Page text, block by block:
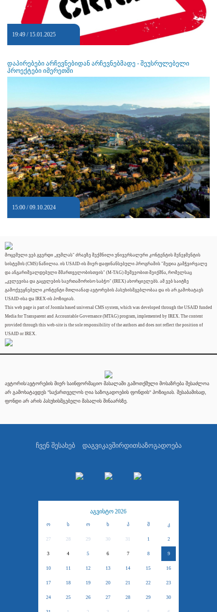
19:49 / 15.01.2025
დაპირებები არჩევნებიდან არჩევნებმადე - შეუსრულებელი
პროექტები იმერეთში
15:00 / 09.10.2024
მოცემული ვებ გვერდი „ჯუმლას" ძრავზე შექმნილი უნივერსალური კონტენტის მენეჯმენტის
სისტემის (CMS) ნაწილია. ის USAID-ის მიერ დაფინანსებული პროგრამის "მედია გამჭვირვალე
და ანგარიშვალდებული მმართველობისთვის" (M-TAG) მეშვეობით შეიქმნა, რომელსაც
„კვლევისა და გაცვლების საერთაშორისო საბჭო" (IREX) ახორციელებს. ამ ვებ საიტზე
გამოქვეყნებული კონტენტი მთლიანად ავტორების პასუხისმგებლობაა და ის არ გამოხატავს
USAID-ისა და IREX-ის პოზიციას.
This web page is part of Joomla based universal CMS system, which was developed through the USAID funded
Media for Transparent and Accountable Governance (MTAG) program, implemented by IREX. The content
provided through this web-site is the sole responsibility of the authors and does not reflect the position of
USAID or IREX.
ავტორის/ავტორების მიერ საინფორმაციო მასალაში გამოთქმული მოსაზრება შესაძლოა
არ გამოხატავდეს "საქართველოს ღია საზოგადოების ფონდის" პოზიციას. შესაბამისად,
ფონდი არ არის პასუხისმგებელი მასალის შინაარსზე.
ჩვენ შესახებ დაგვიკავშირდითსაზოგადოება
აგვისტო 2026
ო ს ო ხ პ შ კ
27 28 29 30 31 1 2
3 4 5 6 7 8 9
10 11 12 13 14 15 16
17 18 19 20 21 22 23
24 25 26 27 28 29 30